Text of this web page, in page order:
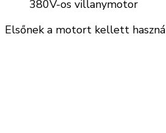
380V-os villanymotor
Elsőnek a motort kellett